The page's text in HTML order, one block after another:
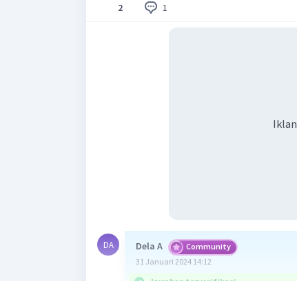
2 1
Iklan
DA Dela A
Community
31 Januari 2024 14:12